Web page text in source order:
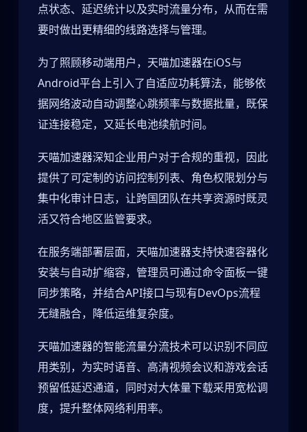
点状态、延迟统计以及实时流量分布，从而在需
要时做出更精细的线路选择与管理。
为了照顾移动端用户，天喵加速器在iOS与
Android平台上引入了自适应功耗算法，能够依
据网络波动自动调整心跳频率与数据批量，既保
证连接稳定，又延长电池续航时间。
天喵加速器深知企业用户对于合规的重视，因此
提供了可定制的访问控制列表、角色权限划分与
集中化审计日志，让跨国团队在共享资源时既灵
活又符合地区监管要求。
在服务端部署层面，天喵加速器支持快速容器化
安装与自动扩缩容，管理员可通过命令面板一键
同步策略，并结合API接口与现有DevOps流程
无缝融合，降低运维复杂度。
天喵加速器的智能流量分流技术可以识别不同应
用类别，为实时语音、高清视频会议和游戏会话
预留低延迟通道，同时对大体量下载采用宽松调
度，提升整体网络利用率。